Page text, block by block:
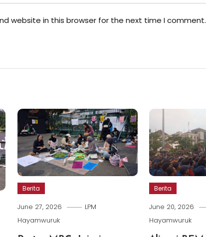
website in this browser for the next time I comment.
Berita
June 27, 2026
LPM
Hayamwuruk
Berita
June 20, 2026
Hayamwuruk